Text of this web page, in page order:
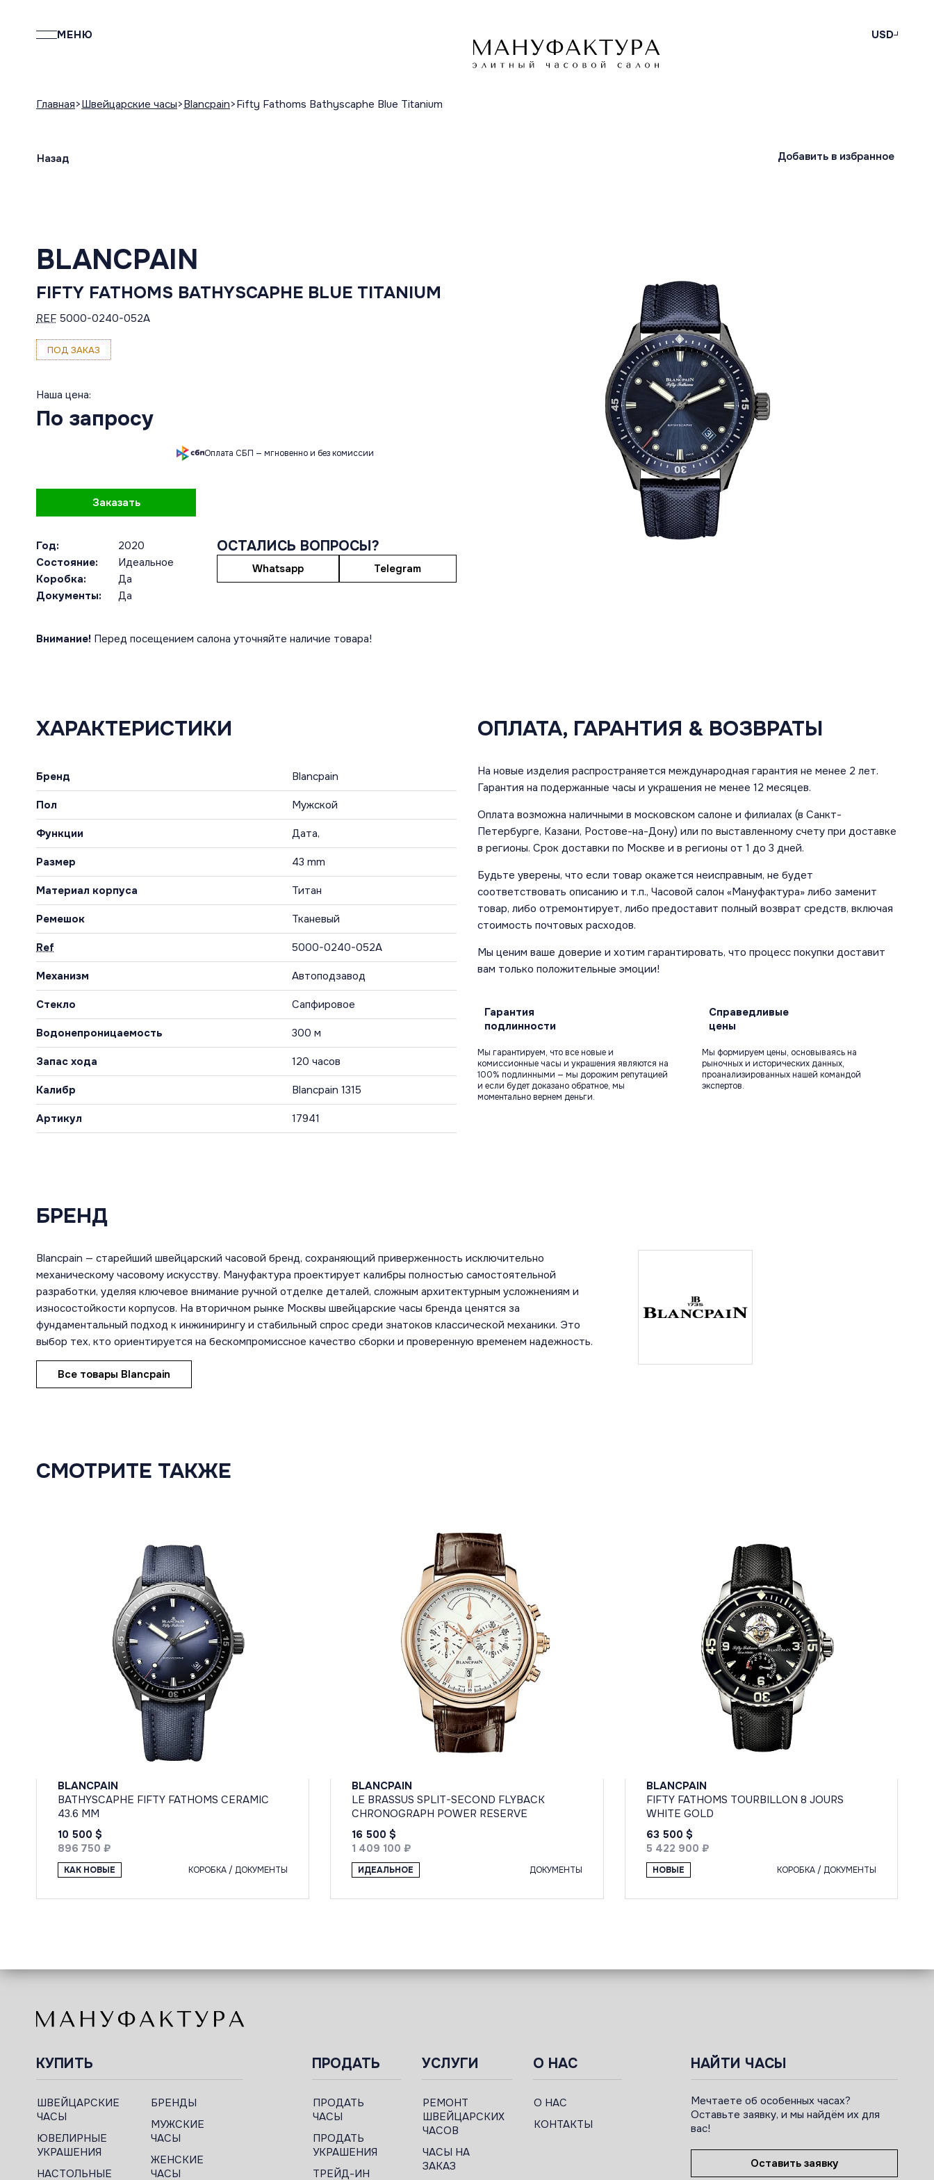
МЕНЮ USD
Главная Швейцарские часы Blancpain Fifty Fathoms Bathyscaphe Blue Titanium
Назад Добавить в избранное
BLANCPAIN
FIFTY FATHOMS BATHYSCAPHE BLUE TITANIUM
REF 5000-0240-052A
ПОД ЗАКАЗ
Наша цена:
По запросу
Оплата СБП — мгновенно и без комиссии
Заказать
Год:
2020
Состояние:
Идеальное
Коробка:
Да
Документы:
Да
ОСТАЛИСЬ ВОПРОСЫ?
Whatsapp Telegram
Внимание! Перед посещением салона уточняйте наличие товара!
ХАРАКТЕРИСТИКИ
Бренд Blancpain
Пол Мужской
Функции Дата,
Размер 43 mm
Материал корпуса Титан
Ремешок Тканевый
Ref 5000-0240-052A
Механизм Автоподзавод
Стекло Сапфировое
Водонепроницаемость 300 м
Запас хода 120 часов
Калибр Blancpain 1315
Артикул 17941
ОПЛАТА, ГАРАНТИЯ & ВОЗВРАТЫ
На новые изделия распространяется международная гарантия не менее 2 лет.
Гарантия на подержанные часы и украшения не менее 12 месяцев.
Оплата возможна наличными в московском салоне и филиалах (в Санкт-
Петербурге, Казани, Ростове-на-Дону) или по выставленному счету при доставке
в регионы. Срок доставки по Москве и в регионы от 1 до 3 дней.
Будьте уверены, что если товар окажется неисправным, не будет
соответствовать описанию и т.п., Часовой салон «Мануфактура» либо заменит
товар, либо отремонтирует, либо предоставит полный возврат средств, включая
стоимость почтовых расходов.
Мы ценим ваше доверие и хотим гарантировать, что процесс покупки доставит
вам только положительные эмоции!
Гарантия
подлинности
Мы гарантируем, что все новые и
комиссионные часы и украшения являются на
100% подлинными — мы дорожим репутацией
и если будет доказано обратное, мы
моментально вернем деньги.
Справедливые
цены
Мы формируем цены, основываясь на
рыночных и исторических данных,
проанализированных нашей командой
экспертов.
БРЕНД
Blancpain — старейший швейцарский часовой бренд, сохраняющий приверженность исключительно
механическому часовому искусству. Мануфактура проектирует калибры полностью самостоятельной
разработки, уделяя ключевое внимание ручной отделке деталей, сложным архитектурным усложнениям и
износостойкости корпусов. На вторичном рынке Москвы швейцарские часы бренда ценятся за
фундаментальный подход к инжинирингу и стабильный спрос среди знатоков классической механики. Это
выбор тех, кто ориентируется на бескомпромиссное качество сборки и проверенную временем надежность.
Все товары Blancpain
СМОТРИТЕ ТАКЖЕ
BLANCPAIN
BATHYSCAPHE FIFTY FATHOMS CERAMIC
43.6 MM
10 500 $
896 750 ₽
КАК НОВЫЕ КОРОБКА / ДОКУМЕНТЫ
BLANCPAIN
LE BRASSUS SPLIT-SECOND FLYBACK
CHRONOGRAPH POWER RESERVE
16 500 $
1 409 100 ₽
ИДЕАЛЬНОЕ ДОКУМЕНТЫ
BLANCPAIN
FIFTY FATHOMS TOURBILLON 8 JOURS
WHITE GOLD
63 500 $
5 422 900 ₽
НОВЫЕ КОРОБКА / ДОКУМЕНТЫ
КУПИТЬ
ШВЕЙЦАРСКИЕ
ЧАСЫ
ЮВЕЛИРНЫЕ
УКРАШЕНИЯ
НАСТОЛЬНЫЕ
БРЕНДЫ
МУЖСКИЕ
ЧАСЫ
ЖЕНСКИЕ
ЧАСЫ
ПРОДАТЬ
ПРОДАТЬ
ЧАСЫ
ПРОДАТЬ
УКРАШЕНИЯ
ТРЕЙД-ИН
УСЛУГИ
РЕМОНТ
ШВЕЙЦАРСКИХ
ЧАСОВ
ЧАСЫ НА
ЗАКАЗ
О НАС
О НАС
КОНТАКТЫ
НАЙТИ ЧАСЫ
Мечтаете об особенных часах?
Оставьте заявку, и мы найдём их для
вас!
Оставить заявку